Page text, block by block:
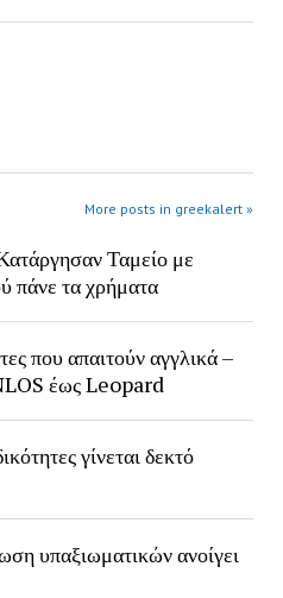
More posts in greekalert »
Ταμείο με
πάνε τα χρήματα
που απαιτούν αγγλικά –
έως Leopard
γίνεται δεκτό
υπαξιωματικών ανοίγει